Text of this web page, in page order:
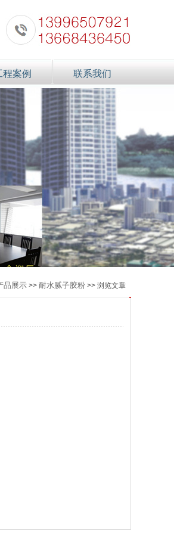
程案例 联系我们
品展示 >> 耐水腻子胶粉 >> 浏览文章